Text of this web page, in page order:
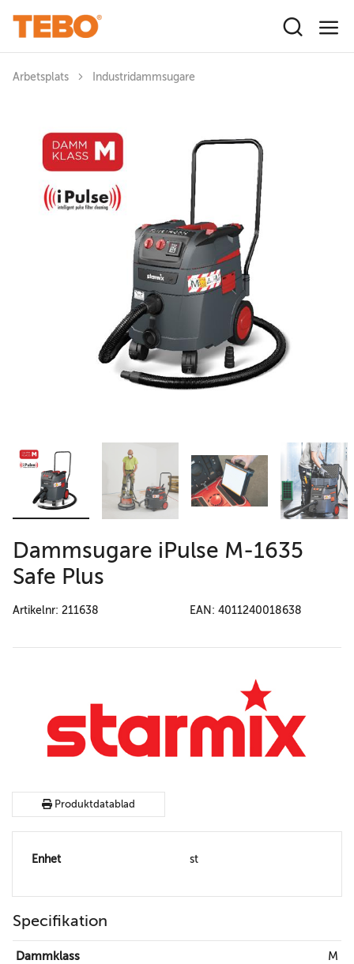
Arbetsplats Industridammsugare
Dammsugare iPulse M-1635
Safe Plus
Artikelnr: 211638 EAN: 4011240018638
Produktdatablad
Enhet st
Specifikation
Dammklass M